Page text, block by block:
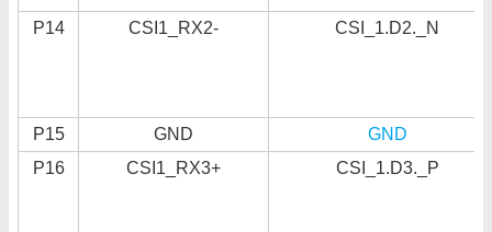
P14 CSI1_RX2- CSI_1.D2._N
P15 GND
GND
P16
CSI1_RX3+ CSI_1.D3._P